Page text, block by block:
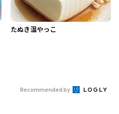
たぬき温やっこ
Recommended by